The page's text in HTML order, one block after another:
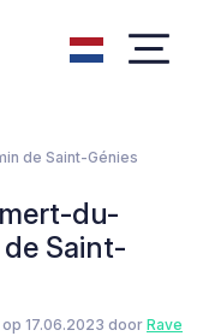
de Saint-Génies
du-
Saint-
op 17.06.2023 door Rave